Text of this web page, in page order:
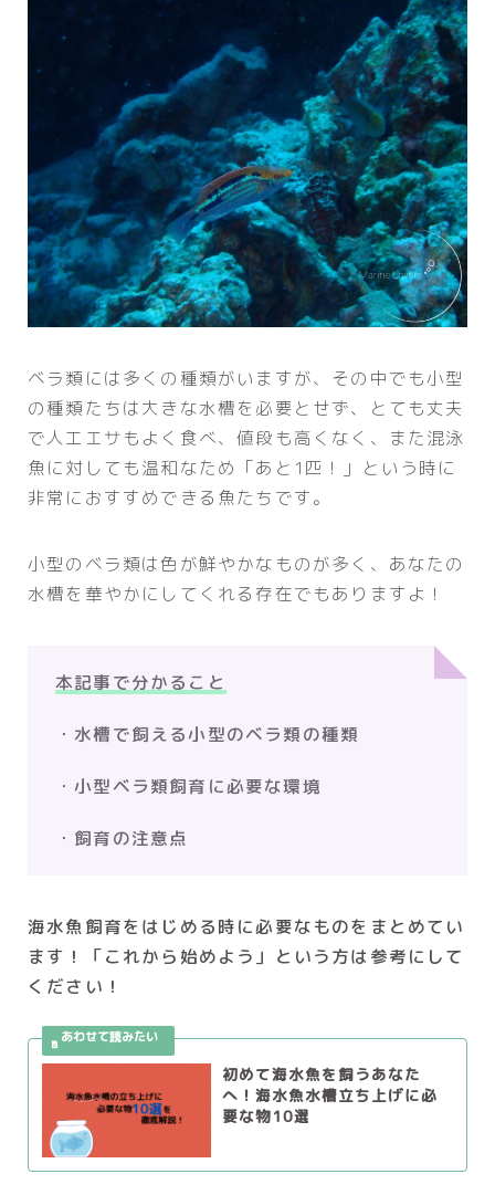
ベラ類には多くの種類がいますが、その中でも小型
の種類たちは大きな水槽を必要とせず、とても丈夫
で人工エサもよく食べ、値段も高くなく、また混泳
魚に対しても温和なため「あと1匹！」という時に
非常におすすめできる魚たちです。
小型のベラ類は色が鮮やかなものが多く、あなたの
水槽を華やかにしてくれる存在でもありますよ！
本記事で分かること
・水槽で飼える小型のベラ類の種類
・小型ベラ類飼育に必要な環境
・飼育の注意点
海水魚飼育をはじめる時に必要なものをまとめてい
ます！「これから始めよう」という方は参考にして
ください！
初めて海水魚を飼うあなた
へ！海水魚水槽立ち上げに必
要な物10選